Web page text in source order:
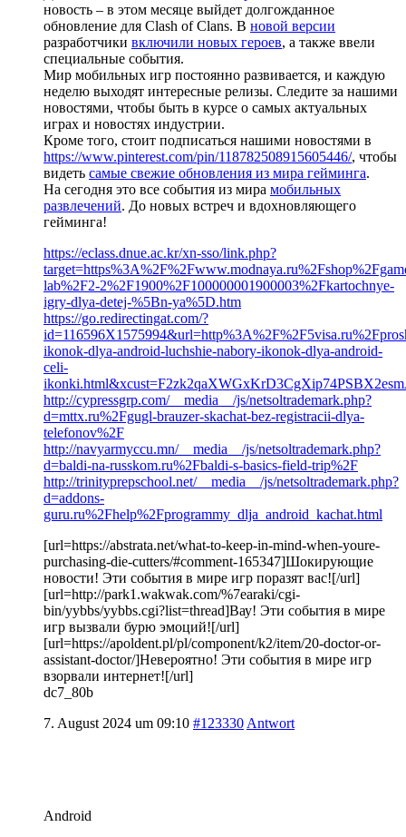
новость – в этом месяце выйдет долгожданное
обновление для Clash of Clans. В новой версии
разработчики включили новых героев, а также ввели
специальные события.
Мир мобильных игр постоянно развивается, и каждую
неделю выходят интересные релизы. Следите за нашими
новостями, чтобы быть в курсе о самых актуальных
играх и новостях индустрии.
Кроме того, стоит подписаться нашими новостями в
https://www.pinterest.com/pin/118782508915605446/, чтобы
видеть самые свежие обновления из мира гейминга.
На сегодня это все события из мира мобильных
развлечений. До новых встреч и вдохновляющего
гейминга!
https://eclass.dnue.ac.kr/xn-sso/link.php?
lab%2F2-2%2F1900%2F100000001900003%2Fkartochnye-
igry-dlya-detej-%5Bn-ya%5D.htm
https://go.redirectingat.com/?
ikonok-dlya-android-luchshie-nabory-ikonok-dlya-android-
celi-
http://cypressgrp.com/__media__/js/netsoltrademark.php?
d=mttx.ru%2Fgugl-brauzer-skachat-bez-registracii-dlya-
telefonov%2F
http://navyarmyccu.mn/__media__/js/netsoltrademark.php?
d=baldi-na-russkom.ru%2Fbaldi-s-basics-field-trip%2F
http://trinityprepschool.net/__media__/js/netsoltrademark.php?
d=addons-
guru.ru%2Fhelp%2Fprogrammy_dlja_android_kachat.html
[url=https://abstrata.net/what-to-keep-in-mind-when-youre-
purchasing-die-cutters/#comment-165347]Шокирующие
новости! Эти события в мире игр поразят вас![/url]
[url=http://park1.wakwak.com/%7earaki/cgi-
bin/yybbs/yybbs.cgi?list=thread]Вау! Эти события в мире
игр вызвали бурю эмоций![/url]
[url=https://apoldent.pl/pl/component/k2/item/20-doctor-or-
assistant-doctor/]Невероятно! Эти события в мире игр
взорвали интернет![/url]
dc7_80b
7. August 2024 um 09:10 #123330 Antwort
Android